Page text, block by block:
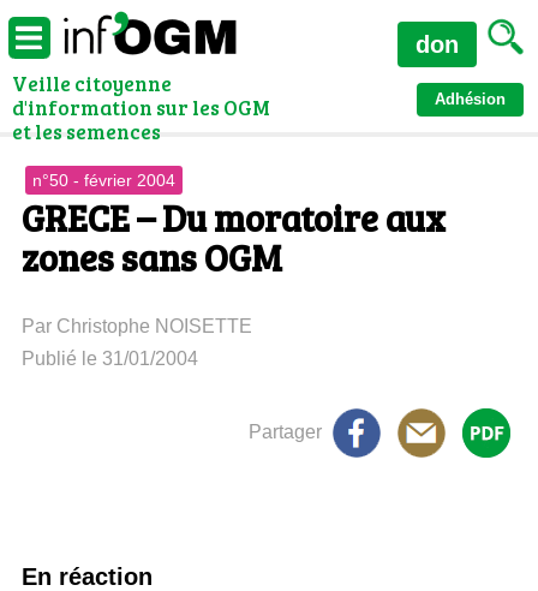
Veille citoyenne
d'information sur les OGM
et les semences
Adhésion
don
n°50 - février 2004
GRECE – Du moratoire aux
zones sans OGM
Par Christophe NOISETTE
Publié le 31/01/2004
Partager
En réaction